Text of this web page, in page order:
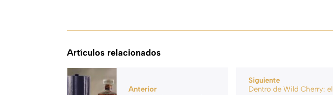
Artículos relacionados
Anterior
Siguiente
Dentro de Wild Cherry: el